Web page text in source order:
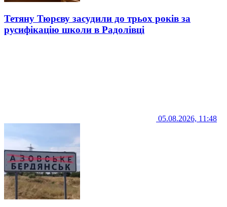
Тетяну Тюрєву засудили до трьох років за
русифікацію школи в Радолівці
05.08.2026, 11:48